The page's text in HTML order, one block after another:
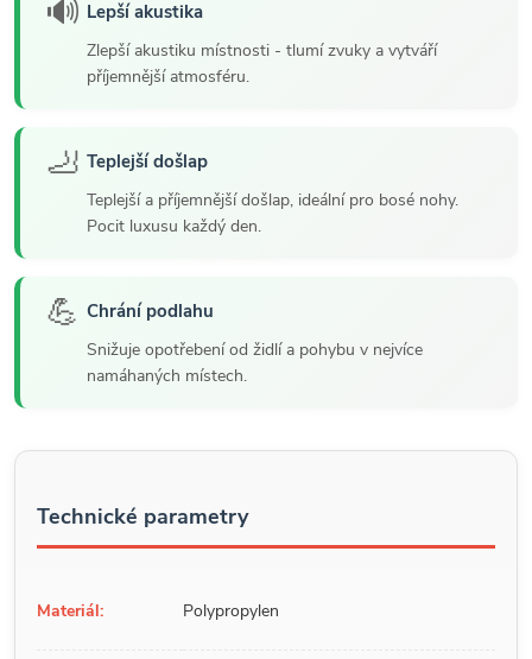
🔊 Lepší akustika
Zlepší akustiku místnosti - tlumí zvuky a vytváří
příjemnější atmosféru.
🦶 Teplejší došlap
Teplejší a příjemnější došlap, ideální pro bosé nohy.
Pocit luxusu každý den.
💪 Chrání podlahu
Snižuje opotřebení od židlí a pohybu v nejvíce
namáhaných místech.
Technické parametry
Materiál: Polypropylen